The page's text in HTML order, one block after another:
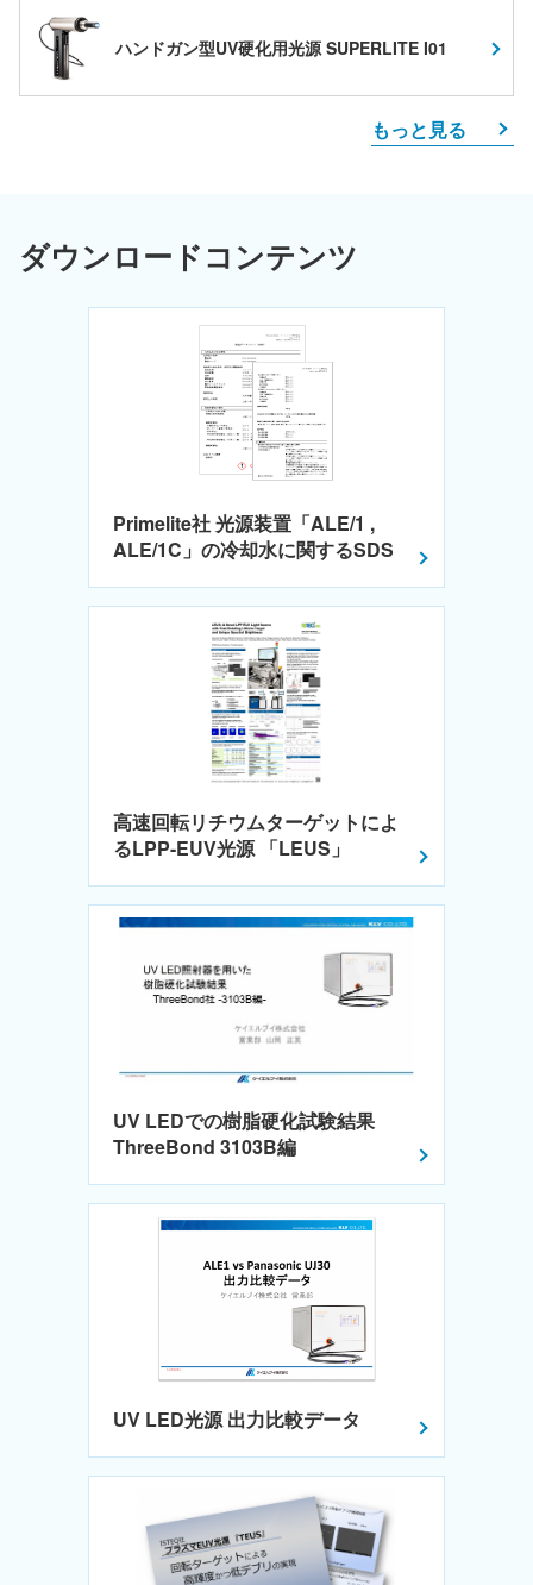
ハンドガン型UV硬化用光源 SUPERLITE I01
もっと見る
ダウンロードコンテンツ
Primelite社 光源装置「ALE/1 ,
ALE/1C」の冷却水に関するSDS
高速回転リチウムターゲットによ
るLPP-EUV光源 「LEUS」
UV LEDでの樹脂硬化試験結果
ThreeBond 3103B編
UV LED光源 出力比較データ